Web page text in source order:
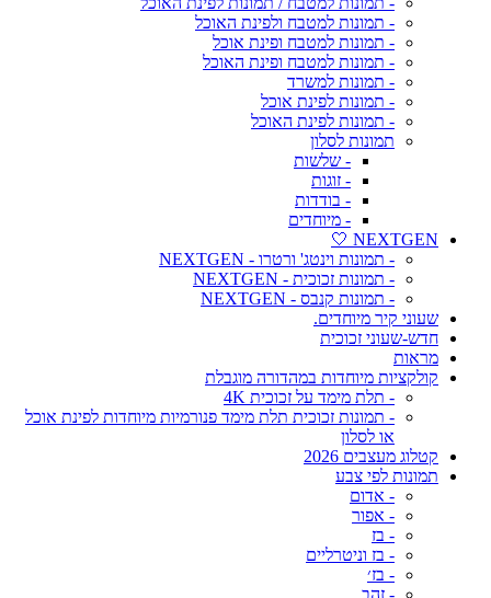
- תמונות למטבח ולפינת האוכל
- תמונות למטבח ופינת אוכל
- תמונות למטבח ופינת האוכל
- תמונות למשרד
- תמונות לפינת אוכל
- תמונות לפינת האוכל
תמונות לסלון
- שלשות
- זוגות
- בודדות
- מיוחדים
NEXTGEN 🤍
- תמונות וינטג' ורטרו - NEXTGEN
- תמונות זכוכית - NEXTGEN
- תמונות קנבס - NEXTGEN
שעוני קיר מיוחדים.
חדש-שעוני זכוכית
מראות
קולקציות מיוחדות במהדורה מוגבלת
- תלת מימד על זכוכית 4K
- תמונות זכוכית תלת מימד פנורמיות מיוחדות לפינת אוכל
או לסלון
קטלוג מעצבים 2026
תמונות לפי צבע
- אדום
- אפור
- בז
- בז וניטרליים
- בז׳
- זהב